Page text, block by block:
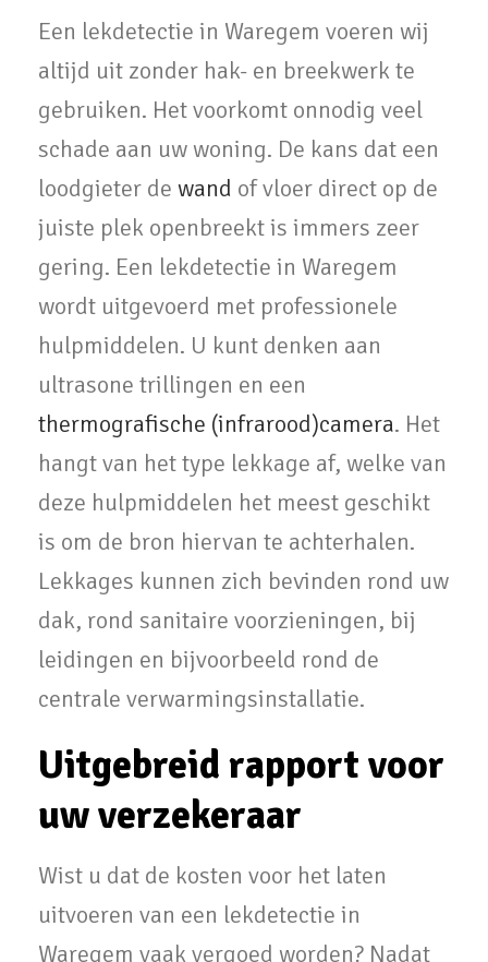
Een lekdetectie in Waregem voeren wij
altijd uit zonder hak- en breekwerk te
gebruiken. Het voorkomt onnodig veel
schade aan uw woning. De kans dat een
loodgieter de wand of vloer direct op de
juiste plek openbreekt is immers zeer
gering. Een lekdetectie in Waregem
wordt uitgevoerd met professionele
hulpmiddelen. U kunt denken aan
ultrasone trillingen en een
thermografische (infrarood)camera. Het
hangt van het type lekkage af, welke van
deze hulpmiddelen het meest geschikt
is om de bron hiervan te achterhalen.
Lekkages kunnen zich bevinden rond uw
dak, rond sanitaire voorzieningen, bij
leidingen en bijvoorbeeld rond de
centrale verwarmingsinstallatie.
Uitgebreid rapport voor
uw verzekeraar
Wist u dat de kosten voor het laten
uitvoeren van een lekdetectie in
Waregem vaak vergoed worden? Nadat